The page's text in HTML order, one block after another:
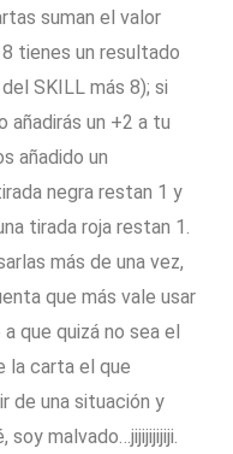
suman el valor
tienes un resultado
SKILL más 8); si
añadirás un +2 a tu
añadido un
negra restan 1 y
tirada roja restan 1.
más de una vez,
que más vale usar
que quizá no sea el
la carta el que
de una situación y
soy malvado…jijijijijiji.